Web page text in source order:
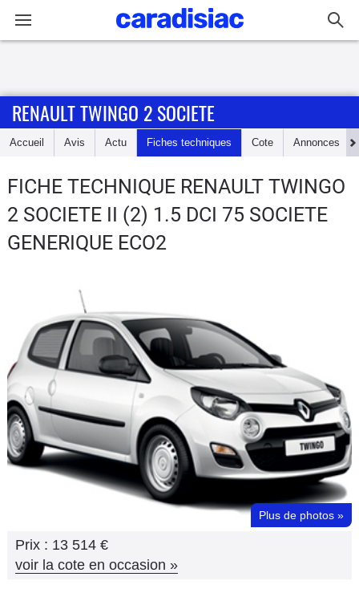
Accueil
Essais
Guide
d'achat
Utilitaires
Flottes
Auto
Services
Marques
RENAULT TWINGO 2 SOCIETE
Accueil Avis Actu Fiches techniques Cote Annonces
FICHE TECHNIQUE RENAULT TWINGO
2 SOCIETE II (2) 1.5 DCI 75 SOCIETE
GENERIQUE ECO2
Plus de photos »
Prix : 13 514 €
voir la cote en occasion »